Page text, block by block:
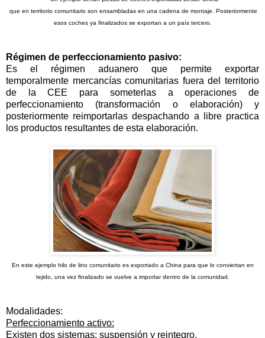
que en territorio comunitario son ensambladas en una cadena de montaje. Posteriormente
esos coches ya finalizados se exportan a un país tercero.
Régimen de perfeccionamiento pasivo:
Es el régimen aduanero que permite exportar
temporalmente mercancías comunitarias fuera del territorio
de la CEE para someterlas a operaciones de
perfeccionamiento (transformación o elaboración) y
posteriormente reimportarlas despachando a libre practica
los productos resultantes de esta elaboración.
En este ejemplo hilo de lino comunitario es exportado a China para que lo conviertan en
tejido, una vez finalizado se vuelve a importar dentro de la comunidad.
Modalidades:
Perfeccionamiento activo:
Existen dos sistemas: suspensión y reintegro.